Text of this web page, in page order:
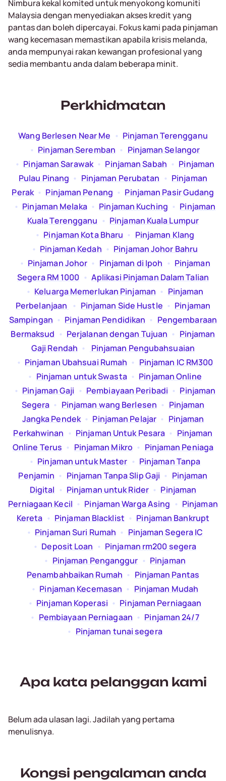
Nimbura kekal komited untuk menyokong komuniti
Malaysia dengan menyediakan akses kredit yang
pantas dan boleh dipercayai. Fokus kami pada pinjaman
wang kecemasan memastikan apabila krisis melanda,
anda mempunyai rakan kewangan profesional yang
sedia membantu anda dalam beberapa minit.
Perkhidmatan
Wang Berlesen Near Me
  •
Pinjaman Terengganu
  •
Pinjaman Seremban
  •
Pinjaman Selangor
  •
Pinjaman Sarawak
  •
Pinjaman Sabah
  •
Pinjaman
Pulau Pinang
  •
Pinjaman Perubatan
  •
Pinjaman
Perak
  •
Pinjaman Penang
  •
Pinjaman Pasir Gudang
  •
Pinjaman Melaka
  •
Pinjaman Kuching
  •
Pinjaman
Kuala Terengganu
  •
Pinjaman Kuala Lumpur
  •
Pinjaman Kota Bharu
  •
Pinjaman Klang
  •
Pinjaman Kedah
  •
Pinjaman Johor Bahru
  •
Pinjaman Johor
  •
Pinjaman di Ipoh
  •
Pinjaman
Segera RM 1000
  •
Aplikasi Pinjaman Dalam Talian
  •
Keluarga Memerlukan Pinjaman
  •
Pinjaman
Perbelanjaan
  •
Pinjaman Side Hustle
  •
Pinjaman
Sampingan
  •
Pinjaman Pendidikan
  •
Pengembaraan
Bermaksud
  •
Perjalanan dengan Tujuan
  •
Pinjaman
Gaji Rendah
  •
Pinjaman Pengubahsuaian
  •
Pinjaman Ubahsuai Rumah
  •
Pinjaman IC RM300
  •
Pinjaman untuk Swasta
  •
Pinjaman Online
  •
Pinjaman Gaji
  •
Pembiayaan Peribadi
  •
Pinjaman
Segera
  •
Pinjaman wang Berlesen
  •
Pinjaman
Jangka Pendek
  •
Pinjaman Pelajar
  •
Pinjaman
Perkahwinan
  •
Pinjaman Untuk Pesara
  •
Pinjaman
Online Terus
  •
Pinjaman Mikro
  •
Pinjaman Peniaga
  •
Pinjaman untuk Master
  •
Pinjaman Tanpa
Penjamin
  •
Pinjaman Tanpa Slip Gaji
  •
Pinjaman
Digital
  •
Pinjaman untuk Rider
  •
Pinjaman
Perniagaan Kecil
  •
Pinjaman Warga Asing
  •
Pinjaman
Kereta
  •
Pinjaman Blacklist
  •
Pinjaman Bankrupt
  •
Pinjaman Suri Rumah
  •
Pinjaman Segera IC
  •
Deposit Loan
  •
Pinjaman rm200 segera
  •
Pinjaman Penganggur
  •
Pinjaman
Penambahbaikan Rumah
  •
Pinjaman Pantas
  •
Pinjaman Kecemasan
  •
Pinjaman Mudah
  •
Pinjaman Koperasi
  •
Pinjaman Perniagaan
  •
Pembiayaan Perniagaan
  •
Pinjaman 24/7
  •
Pinjaman tunai segera
Apa kata pelanggan kami
Belum ada ulasan lagi. Jadilah yang pertama
menulisnya.
Kongsi pengalaman anda